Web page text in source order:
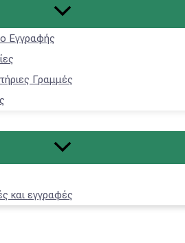
Εγγραφής
Γραμμές
και εγγραφές